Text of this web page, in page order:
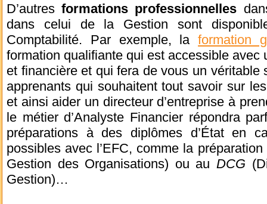
D’autresformations professionnelles
dans celui de la Gestion sont
Comptabilité. Par exemple, laformation
formation qualifiante qui est accessible avec
et financière et qui fera de vous un
apprenants qui souhaitent tout savoir sur
et ainsi aider un directeur d’entreprise à
le métier d’Analyste Financier répondra
préparations à des diplômes d’État en
possibles avec l’EFC, comme la
Gestion des Organisations) ou au DCG
Gestion)…